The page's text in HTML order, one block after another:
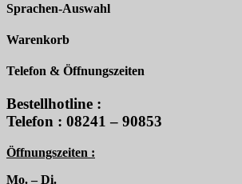
Sprachen-Auswahl
Warenkorb
Telefon & Öffnungszeiten
Bestellhotline :
Telefon : 08241 – 90853
Öffnungszeiten :
Mo. – Di.